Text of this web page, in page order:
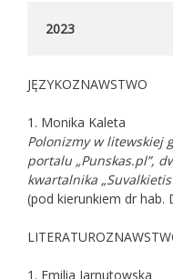
JĘZYKOZNAWSTWO
1. Monika Kaleta
Polonizmy w litewskiej
portalu „Punskas.pl”,
kwartalnika
(pod kierunkiem dr hab.
1. Emilia Jarnutowska